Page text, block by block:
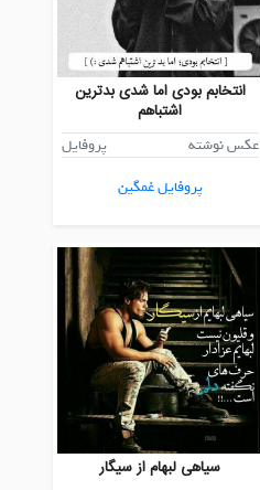
انتخابم بودی اما شدی بدترین
اشتباهم
عکس نوشته
پروفایل
پروفایل غمگین
سیاهی لبهام از سیگار